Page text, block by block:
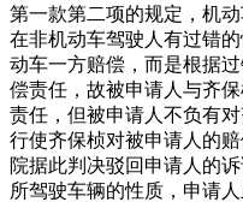
第一款第二项的规定，机
在非机动车驾驶人有过错
动车一方赔偿，而是根据
偿责任，故被申请人与齐
责任，但被申请人不负有
行使齐保桢对被申请人的
院据此判决驳回申请人的
所驾驶车辆的性质，申请